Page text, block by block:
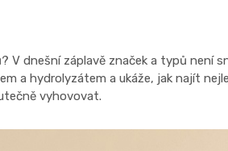
dnešní záplavě značek a typů není
a hydrolyzátem a ukáže, jak najít
vyhovovat.